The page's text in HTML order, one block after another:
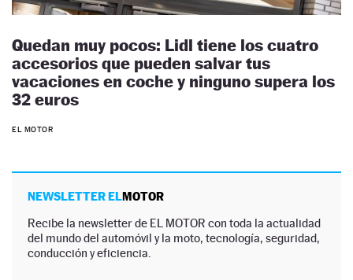
Quedan muy pocos: Lidl tiene los cuatro
accesorios que pueden salvar tus
vacaciones en coche y ninguno supera los
32 euros
EL MOTOR
NEWSLETTER ELMOTOR
Recibe la newsletter de EL MOTOR con toda la actualidad
del mundo del automóvil y la moto, tecnología, seguridad,
conducción y eficiencia.